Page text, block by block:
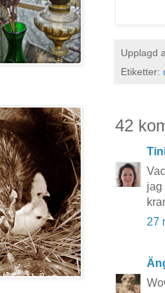
Upplagd
Etiketter:
42
jag
27